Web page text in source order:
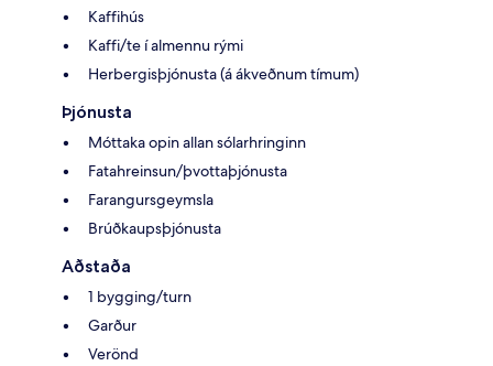
Kaffihús
Kaffi/te í almennu rými
Herbergisþjónusta (á ákveðnum tímum)
Þjónusta
Móttaka opin allan sólarhringinn
Fatahreinsun/þvottaþjónusta
Farangursgeymsla
Brúðkaupsþjónusta
Aðstaða
1 bygging/turn
Garður
Verönd